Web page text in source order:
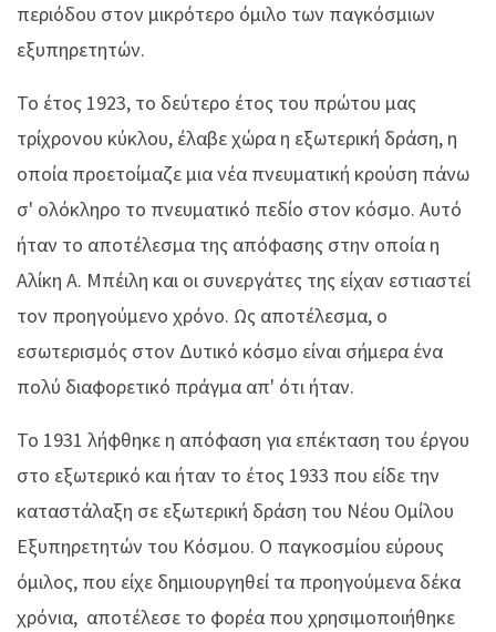
περιόδου στον μικρότερο όμιλο των παγκόσμιων
εξυπηρετητών.
Το έτος 1923, το δεύτερο έτος του πρώτου μας
τρίχρονου κύκλου, έλαβε χώρα η εξωτερική δράση, η
οποία προετοίμαζε μια νέα πνευματική κρούση πάνω
σ' ολόκληρο το πνευματικό πεδίο στον κόσμο. Αυτό
ήταν το αποτέλεσμα της απόφασης στην οποία η
Αλίκη Α. Μπέιλη και οι συνεργάτες της είχαν εστιαστεί
τον προηγούμενο χρόνο. Ως αποτέλεσμα, ο
εσωτερισμός στον Δυτικό κόσμο είναι σήμερα ένα
πολύ διαφορετικό πράγμα απ' ότι ήταν.
Το 1931 λήφθηκε η απόφαση για επέκταση του έργου
στο εξωτερικό και ήταν το έτος 1933 που είδε την
καταστάλαξη σε εξωτερική δράση του Νέου Ομίλου
Εξυπηρετητών του Κόσμου. Ο παγκοσμίου εύρους
όμιλος, που είχε δημιουργηθεί τα προηγούμενα δέκα
χρόνια, αποτέλεσε το φορέα που χρησιμοποιήθηκε